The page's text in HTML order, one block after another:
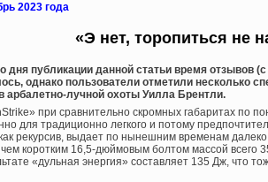
2023 года
«Э нет, торопиться не
дня публикации данной статьи время отзывов
однако пользователи отметили несколько
арбалетно-лучной охоты Уилла Брентли.
при сравнительно скромных габаритах по
для традиционно легкого и потому
рекурсив, выдает по нынешним временам
коротким 16,5-дюймовым болтом массой всего
«дульная энергия» составляет 135 Дж, что